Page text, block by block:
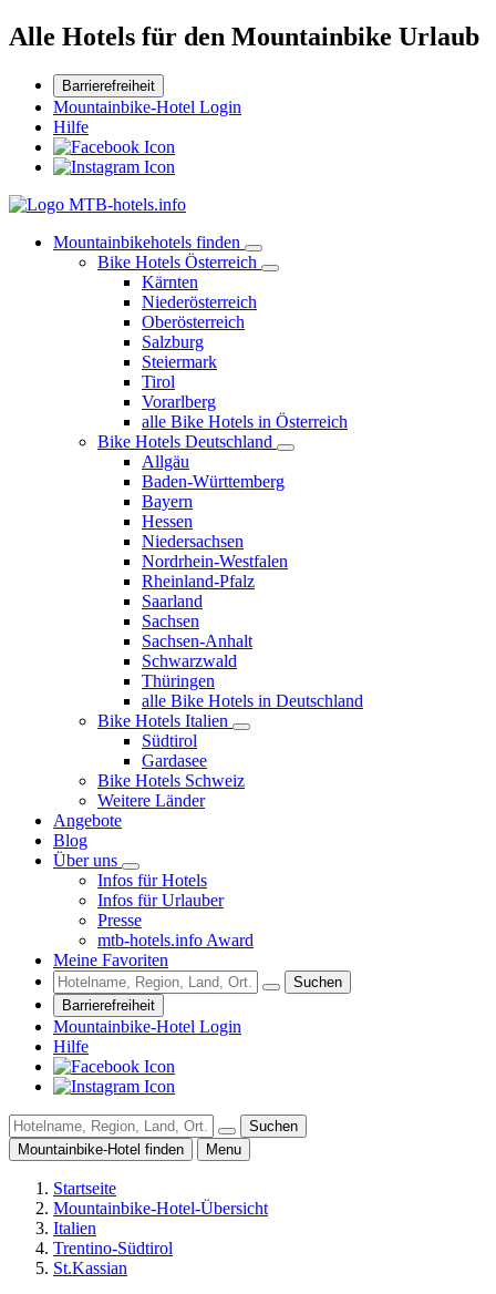
Alle Hotels für den Mountainbike Urlaub
Barrierefreiheit
Mountainbike-Hotel Login
Hilfe
Mountainbikehotels finden
Bike Hotels Österreich
Kärnten
Niederösterreich
Oberösterreich
Salzburg
Steiermark
Tirol
Vorarlberg
alle Bike Hotels in Österreich
Bike Hotels Deutschland
Allgäu
Baden-Württemberg
Bayern
Hessen
Niedersachsen
Nordrhein-Westfalen
Rheinland-Pfalz
Saarland
Sachsen
Sachsen-Anhalt
Schwarzwald
Thüringen
alle Bike Hotels in Deutschland
Bike Hotels Italien
Südtirol
Gardasee
Bike Hotels Schweiz
Weitere Länder
Angebote
Blog
Über uns
Infos für Hotels
Infos für Urlauber
Presse
mtb-hotels.info Award
Meine Favoriten
Suchen
Barrierefreiheit
Mountainbike-Hotel Login
Hilfe
Suchen
Mountainbike-Hotel finden
Menu
Startseite
Mountainbike-Hotel-Übersicht
Italien
Trentino-Südtirol
St.Kassian